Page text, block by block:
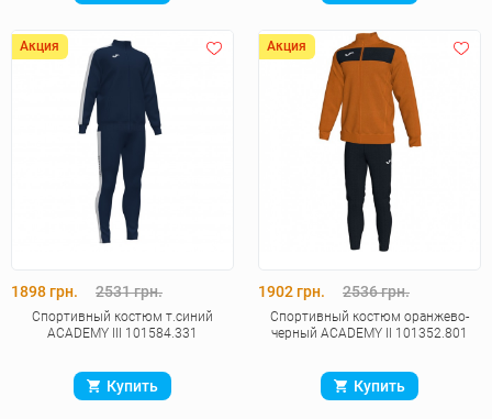
Акция
1898 грн. 2531 грн.
Спортивный костюм т.синий
ACADEMY III 101584.331
Купить
Акция
1902 грн. 2536 грн.
Спортивный костюм оранжево-
черный ACADEMY II 101352.801
Купить